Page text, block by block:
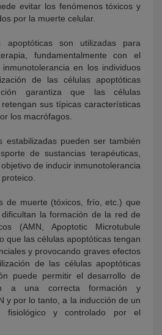
evitar los fenómenos tóxicos y
por la muerte celular.
apoptóticas son utilizadas para
fundamentalmente con el
en los individuos
de las células apoptóticas
garantiza que las células
sus típicas características
los macrófagos.
estabilizadas pueden ser también
de sustancias terapéuticas,
de inducir inmunotolerancia
de muerte (tóxicos, frío, etc.) que
la formación de la red de
(AMN, Apoptotic Microtubule
que las células apoptóticas tengan
y provocando graves efectos
de las células apoptóticas
puede permitir el desarrollo de
a una correcta formación y
y por lo tanto, a la inducción de un
y controlado por el